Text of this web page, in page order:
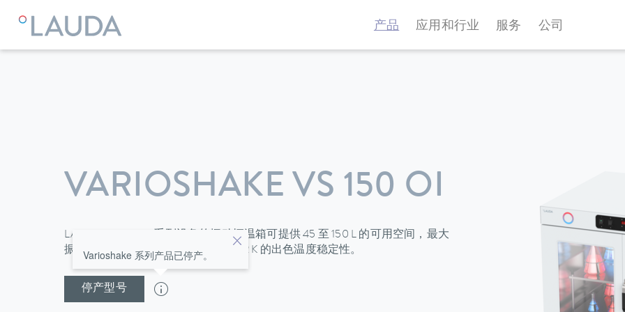
产品 应用和行业 服务 公司
VARIOSHAKE VS 150 OI
LAUDA Varioshake 系列设备的振动恒温箱可提供 45 至 150 L 的可用空间，最大
振动面积为 676 x 540 mm，具有 ±0.2 K 的出色温度稳定性。
停产型号
Varioshake 系列产品已停产。